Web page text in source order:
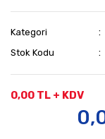
Kategori
Stok Kodu
0,00 TL + KDV